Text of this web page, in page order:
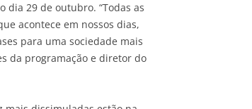
29 de outubro. “Todas as
acontece em nossos dias,
para uma sociedade mais
da programação e diretor do